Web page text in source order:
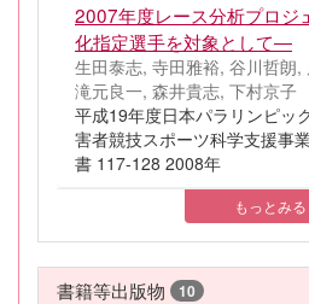
2007年度レース分析プロ
化指定選手を対象として―
生田泰志, 寺田雅裕, 谷川哲朗,
滝元良一, 森井貴志, 下村京子
平成19年度日本パラリンピッ
害者競技スポーツ科学支援事
書 117-128 2008年
もっとみる
書籍等出版物 10